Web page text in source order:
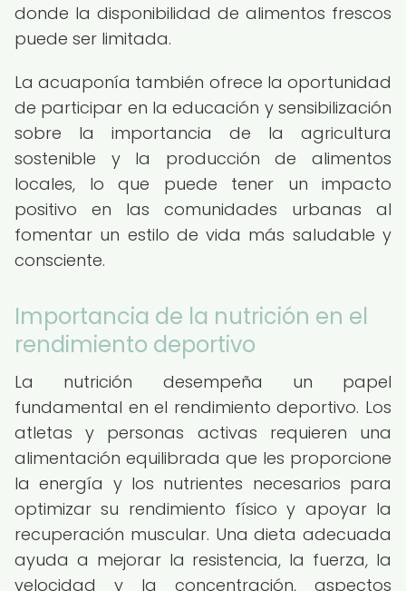
donde la disponibilidad de alimentos frescos
puede ser limitada.
La acuaponía también ofrece la oportunidad
de participar en la educación y sensibilización
sobre la importancia de la agricultura
sostenible y la producción de alimentos
locales, lo que puede tener un impacto
positivo en las comunidades urbanas al
fomentar un estilo de vida más saludable y
consciente.
Importancia de la nutrición en el
rendimiento deportivo
La nutrición desempeña un papel
fundamental en el rendimiento deportivo. Los
atletas y personas activas requieren una
alimentación equilibrada que les proporcione
la energía y los nutrientes necesarios para
optimizar su rendimiento físico y apoyar la
recuperación muscular. Una dieta adecuada
ayuda a mejorar la resistencia, la fuerza, la
velocidad y la concentración, aspectos